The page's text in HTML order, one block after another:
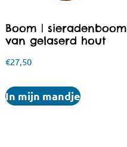
Boom | sieradenboom
van gelaserd hout
€27,50
In mijn mandje